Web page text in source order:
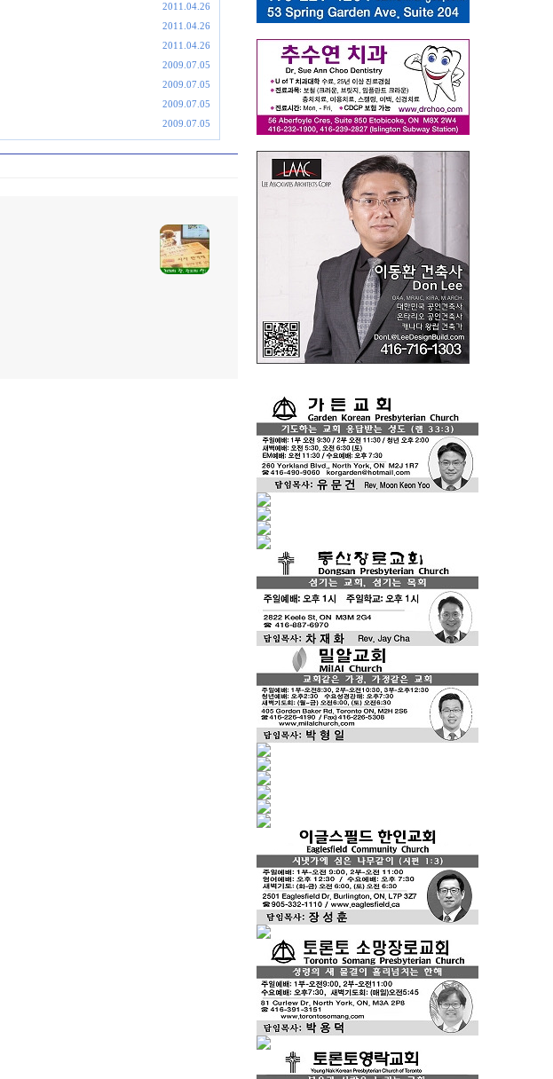
2011.04.26
2011.04.26
2011.04.26
2009.07.05
2009.07.05
2009.07.05
2009.07.05